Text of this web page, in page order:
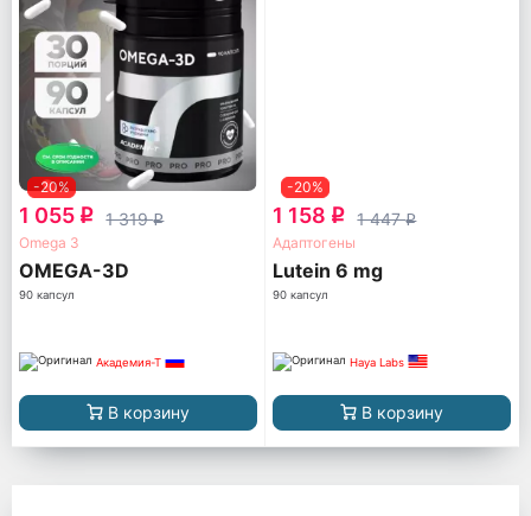
-20%
1 055 q 1 319q
Omega 3
OMEGA-3D
90 капсул
Академия-Т
В корзину
-20%
1 158 q 1 447q
Адаптогены
Lutein 6 mg
90 капсул
Haya Labs
В корзину